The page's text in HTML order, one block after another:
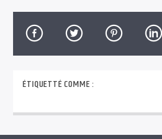
TITRE
ARTISTE
FrenzyRadio
ÉTIQUETTÉ COMME :
60 minutes in the mix, c’est